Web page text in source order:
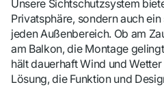
Unsere Sichtschutzsystem
Privatsphäre, sondern auch
jeden Außenbereich. Ob am
am Balkon, die Montage
hält dauerhaft Wind und
Lösung, die Funktion und